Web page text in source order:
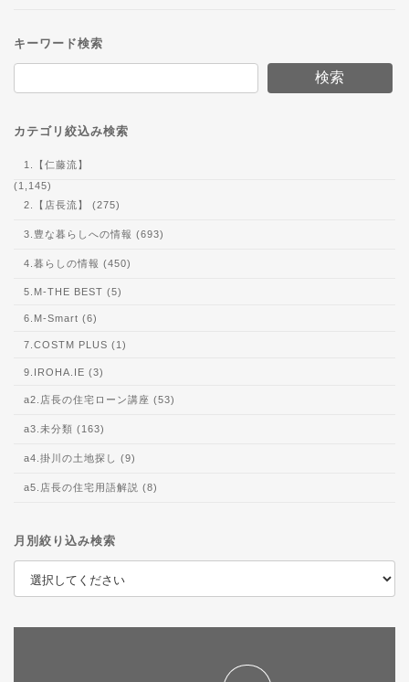
キーワード検索
検索
カテゴリ絞込み検索
1.【仁藤流】
(1,145)
2.【店長流】 (275)
3.豊な暮らしへの情報 (693)
4.暮らしの情報 (450)
5.M-THE BEST (5)
6.M-Smart (6)
7.COSTM PLUS (1)
9.IROHA.IE (3)
a2.店長の住宅ローン講座 (53)
a3.未分類 (163)
a4.掛川の土地探し (9)
a5.店長の住宅用語解説 (8)
月別絞り込み検索